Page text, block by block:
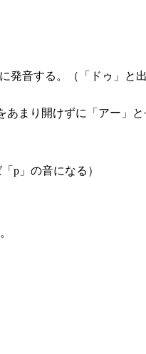
発音する。（「ドゥ」と
まり開けずに「アー」と
p」の音になる）